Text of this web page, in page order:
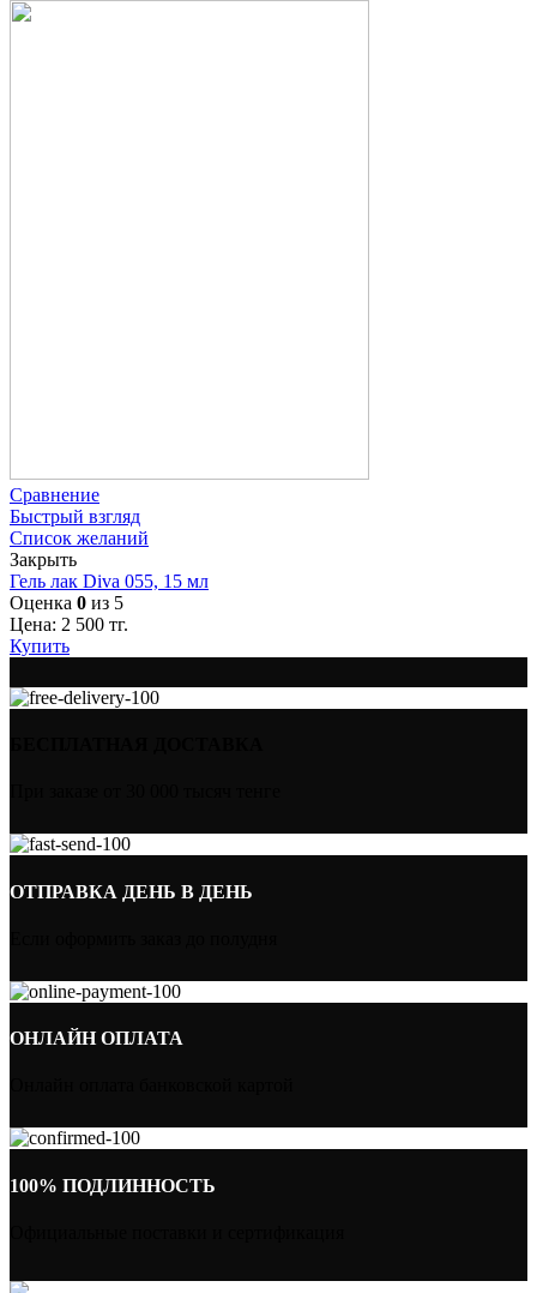
Сравнение
Быстрый взгляд
Список желаний
Закрыть
Гель лак Diva 055, 15 мл
Оценка 0 из 5
Цена: 2 500 тг.
Купить
ОТПРАВКА ДЕНЬ В ДЕНЬ
ОНЛАЙН ОПЛАТА
100% ПОДЛИННОСТЬ